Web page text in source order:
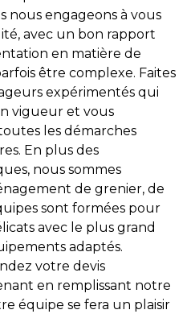
engageons à vous
avec un bon rapport
en matière de
être complexe. Faites
expérimentés qui
vigueur et vous
les démarches
En plus des
nous sommes
de grenier, de
sont formées pour
avec le plus grand
adaptés.
votre devis
en remplissant notre
équipe se fera un plaisir